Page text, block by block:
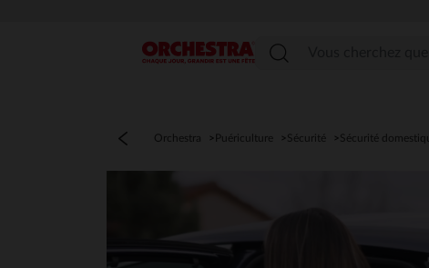
Menu
Orchestra Puériculture Sécurité Sécurité